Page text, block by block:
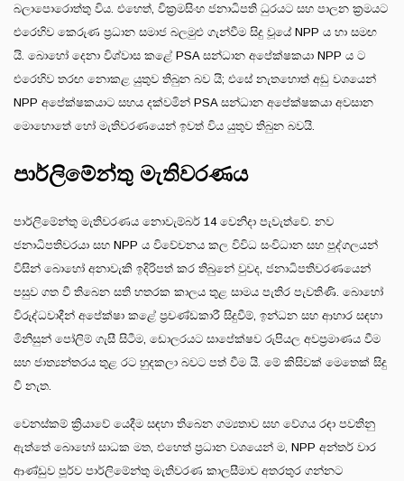
බලාපොරොත්තු විය. එහෙත්, වික්‍රමසිංහ ජනාධිපති ධුරයට සහ පාලන ක්‍රමයට
එරෙහිව කෙරුණ ප්‍රධාන සමාජ බලමුළු ගැන්වීම සිදු වූයේ NPP ය හා සමඟ
යි. බොහෝ දෙනා විශ්වාස කළේ PSA සන්ධාන අපේක්ෂකයා NPP ය ට
එරෙහිව තරඟ නොකළ යුතුව තිබුන බව යි; එසේ නැතහොත් අඩු වශයෙන්
NPP අපේක්ෂකයාට සහය දක්වමින් PSA සන්ධාන අපේක්ෂකයා අවසාන
මොහොතේ හෝ මැතිවරණයෙන් ඉවත් විය යුතුව තිබුන බවයි.
පාර්ලිමේන්තු මැතිවරණය
පාර්ලිමේන්තු මැතිවරණය නොවැම්බර් 14 වෙනිදා පැවැත්වේ. නව
ජනාධිපතිවරයා සහ NPP ය විවේචනය කල විවිධ සංවිධාන සහ පුද්ගලයන්
විසින් බොහෝ අනාවැකි ඉදිරිපත් කර තිබුනේ වුවද, ජනාධිපතිවරණයෙන්
පසුව ගත වී තිබෙන සති හතරක කාලය තුළ සාමය පැතිර පැවතිණි. බොහෝ
විරුද්ධවාදීන් අපේක්ෂා කළේ ප්‍රචණ්ඩකාරී සිදුවීම්, ඉන්ධන සහ ආහාර සඳහා
මිනිසුන් පෝලිම් ගැසී සිටීම, ඩොලරයට සාපේක්ෂව රුපියල අවප්‍රමාණය වීම
සහ ජාත්‍යන්තරය තුළ රට හුදකලා බවට පත් වීම යි. මේ කිසිවක් මෙතෙක් සිදු
වී නැත.
වෙනස්කම් ක්‍රියාවේ යෙදීම සඳහා තිබෙන ගම්‍යතාව සහ වේගය රඳා පවතිනු
ඇත්තේ බොහෝ සාධක මත, එහෙත් ප්‍රධාන වශයෙන් ම, NPP අන්තර් වාර
ආණ්ඩුව පූර්ව පාර්ලිමේන්තු මැතිවරණ කාලසීමාව අතරතුර ගන්නට